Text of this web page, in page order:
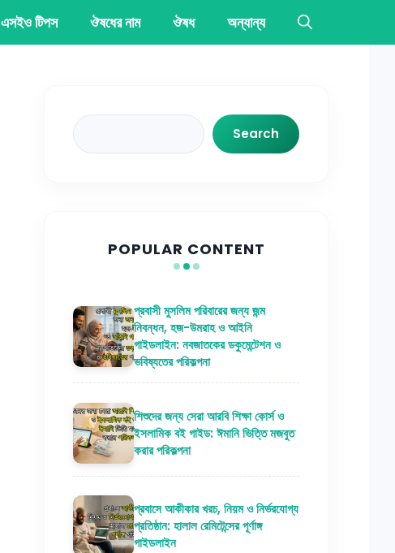
এসইও টিপস ঔষধের নাম ঔষধ অন্যান্য
Search
Search
POPULAR CONTENT
প্রবাসী মুসলিম পরিবারের জন্য জন্ম
নিবন্ধন, হজ-উমরাহ ও আইনি
গাইডলাইন: নবজাতকের ডকুমেন্টেশন ও
ভবিষ্যতের পরিকল্পনা
শিশুদের জন্য সেরা আরবি শিক্ষা কোর্স ও
ইসলামিক বই গাইড: ঈমানি ভিত্তি মজবুত
করার পরিকল্পনা
প্রবাসে আকীকার খরচ, নিয়ম ও নির্ভরযোগ্য
প্রতিষ্ঠান: হালাল রেমিটেন্সের পূর্ণাঙ্গ
গাইডলাইন